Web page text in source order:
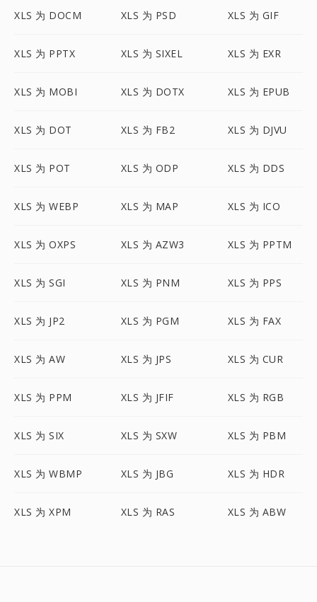
XLS 为 DOCM XLS 为 PSD XLS 为 GIF
XLS 为 PPTX XLS 为 SIXEL XLS 为 EXR
XLS 为 MOBI XLS 为 DOTX XLS 为 EPUB
XLS 为 DOT XLS 为 FB2 XLS 为 DJVU
XLS 为 POT XLS 为 ODP XLS 为 DDS
XLS 为 WEBP XLS 为 MAP XLS 为 ICO
XLS 为 OXPS XLS 为 AZW3 XLS 为 PPTM
XLS 为 SGI XLS 为 PNM XLS 为 PPS
XLS 为 JP2 XLS 为 PGM XLS 为 FAX
XLS 为 AW XLS 为 JPS XLS 为 CUR
XLS 为 PPM XLS 为 JFIF XLS 为 RGB
XLS 为 SIX XLS 为 SXW XLS 为 PBM
XLS 为 WBMP XLS 为 JBG XLS 为 HDR
XLS 为 XPM XLS 为 RAS XLS 为 ABW